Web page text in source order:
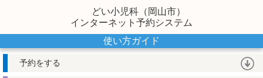
どい小児科（岡山市）
インターネット予約システム
使い方ガイド
予約をする